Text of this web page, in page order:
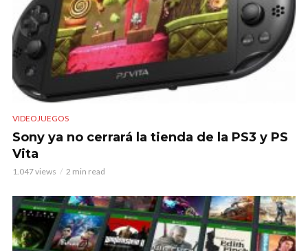
VIDEOJUEGOS
Sony ya no cerrará la tienda de la PS3 y PS
Vita
1.047 views 2 min read